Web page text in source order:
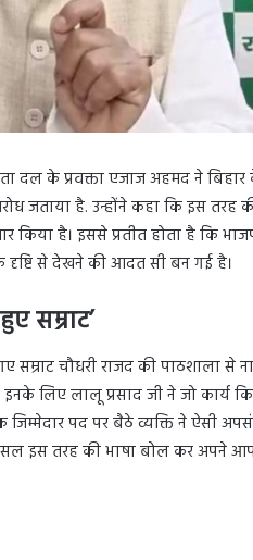
दल के प्रवक्ता एजाज अहमद ने
जताया है. उन्होंने कहा कि इस तरह
किया है। इससे प्रतीत होता है कि
दृष्टि से देखने की आदत सी बन गई है।
सम्राट’
सम्राट चौधरी राजद की पाठशाला से
लिए लालू प्रसाद जी ने जो कार्य
पद पर बैठे व्यक्ति ने ऐसी
इस तरह की भाषा बोल कर अपने